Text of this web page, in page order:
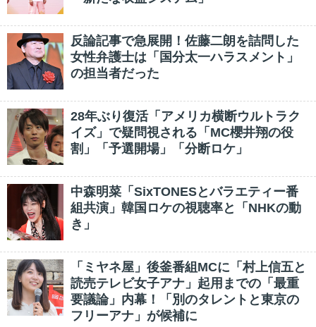
反論記事で急展開！佐藤二朗を詰問した
女性弁護士は「国分太一ハラスメント」
の担当者だった
28年ぶり復活「アメリカ横断ウルトラク
イズ」で疑問視される「MC櫻井翔の役
割」「予選開場」「分断ロケ」
中森明菜「SixTONESとバラエティー番
組共演」韓国ロケの視聴率と「NHKの動
き」
「ミヤネ屋」後釜番組MCに「村上信五と
読売テレビ女子アナ」起用までの「最重
要議論」内幕！「別のタレントと東京の
フリーアナ」が候補に